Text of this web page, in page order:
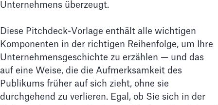
Unternehmens überzeugt.
Diese Pitchdeck-Vorlage enthält alle wichtigen
Komponenten in der richtigen Reihenfolge, um Ihre
Unternehmensgeschichte zu erzählen — und das
auf eine Weise, die die Aufmerksamkeit des
Publikums früher auf sich zieht, ohne sie
durchgehend zu verlieren. Egal, ob Sie sich in der